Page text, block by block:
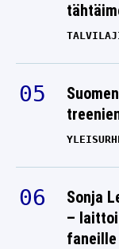
Sonja
–
faneille